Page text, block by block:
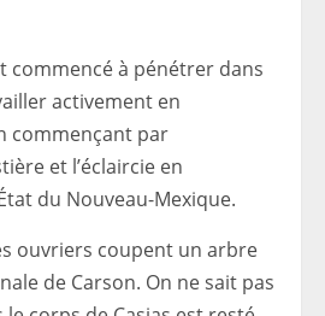
commencé à pénétrer dans
activement en
commençant par
et l’éclaircie en
du Nouveau-Mexique.